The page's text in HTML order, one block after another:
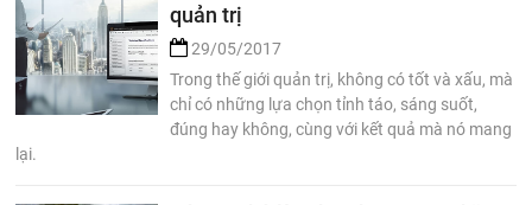
quản trị
29/05/2017
Trong thế giới quản trị, không có tốt và xấu, mà
chỉ có những lựa chọn tỉnh táo, sáng suốt,
đúng hay không, cùng với kết quả mà nó mang
lại.